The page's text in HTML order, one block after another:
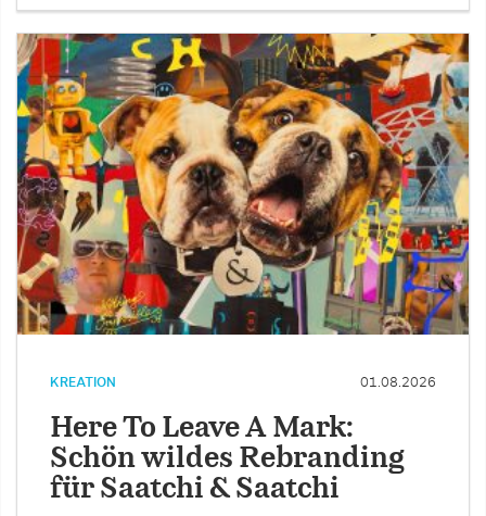
KREATION 01.08.2026
Here To Leave A Mark:
Schön wildes Rebranding
für Saatchi & Saatchi